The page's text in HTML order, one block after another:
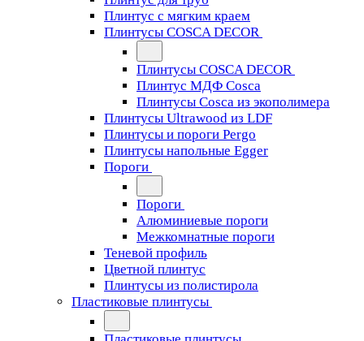
Плинтус с мягким краем
Плинтусы COSCA DECOR
Плинтусы COSCA DECOR
Плинтус МДФ Cosca
Плинтусы Cosca из экополимера
Плинтусы Ultrawood из LDF
Плинтусы и пороги Pergo
Плинтусы напольные Egger
Пороги
Пороги
Алюминиевые пороги
Межкомнатные пороги
Теневой профиль
Цветной плинтус
Плинтусы из полистирола
Пластиковые плинтусы